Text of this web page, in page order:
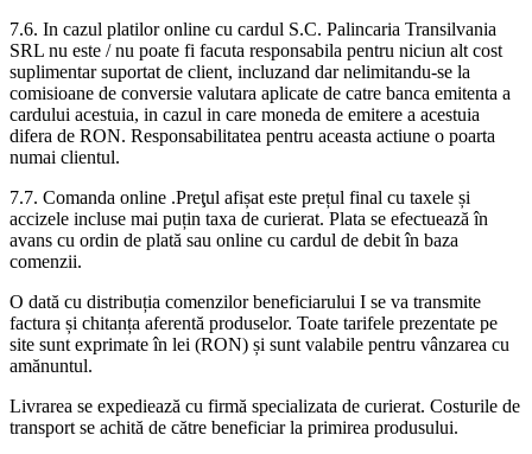
7.6. In cazul platilor online cu cardul S.C. Palincaria Transilvania
SRL nu este / nu poate fi facuta responsabila pentru niciun alt cost
suplimentar suportat de client, incluzand dar nelimitandu-se la
comisioane de conversie valutara aplicate de catre banca emitenta a
cardului acestuia, in cazul in care moneda de emitere a acestuia
difera de RON. Responsabilitatea pentru aceasta actiune o poarta
numai clientul.
7.7. Comanda online .Preţul afișat este prețul final cu taxele și
accizele incluse mai puțin taxa de curierat. Plata se efectuează în
avans cu ordin de plată sau online cu cardul de debit în baza
comenzii.
O dată cu distribuția comenzilor beneficiarului I se va transmite
factura și chitanța aferentă produselor. Toate tarifele prezentate pe
site sunt exprimate în lei (RON) și sunt valabile pentru vânzarea cu
amănuntul.
Livrarea se expediează cu firmă specializata de curierat. Costurile de
transport se achită de către beneficiar la primirea produsului.